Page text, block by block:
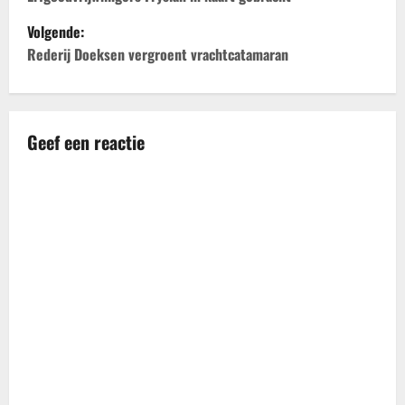
r
h
Volgende:
Rederij Doeksen vergroent vrachtcatamaran
Geef een reactie